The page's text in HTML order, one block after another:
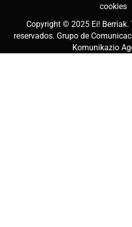
cookies
Copyright © 2025 Ei! Berriak.
reservados. Grupo de
Komunikazio